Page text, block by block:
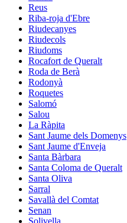
Reus
Riba-roja d'Ebre
Riudecanyes
Riudecols
Riudoms
Rocafort de Queralt
Roda de Berà
Rodonyà
Roquetes
Salomó
Salou
La Ràpita
Sant Jaume dels Domenys
Sant Jaume d'Enveja
Santa Bàrbara
Santa Coloma de Queralt
Santa Oliva
Sarral
Savallà del Comtat
Senan
Solivella